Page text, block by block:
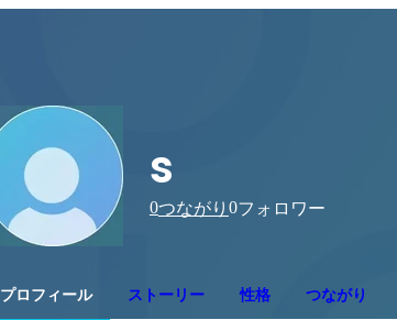
s
0つながり 0フォロワー
プロフィール ストーリー 性格 つながり